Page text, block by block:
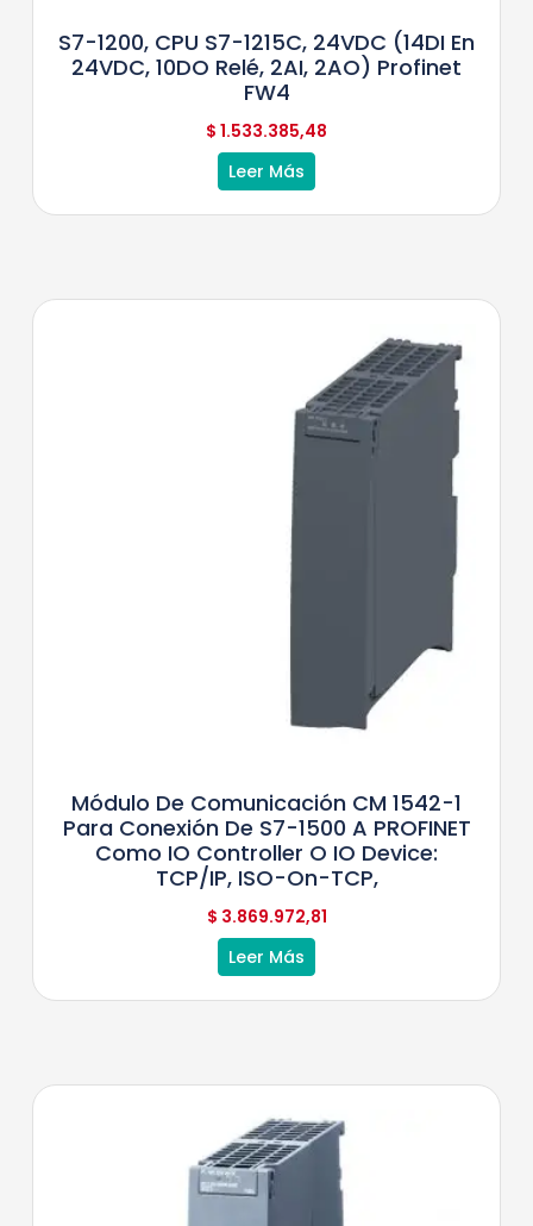
S7-1200, CPU S7-1215C, 24VDC (14DI En
24VDC, 10DO Relé, 2AI, 2AO) Profinet
FW4
$ 1.533.385,48
Leer Más
Módulo De Comunicación CM 1542-1
Para Conexión De S7-1500 A PROFINET
Como IO Controller O IO Device:
TCP/IP, ISO-On-TCP,
$ 3.869.972,81
Leer Más